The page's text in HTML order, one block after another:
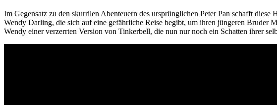
Im Gegensatz zu den skurrilen Abenteuern des ursprünglichen Peter Pan schafft
Wendy Darling, die sich auf eine gefährliche Reise begibt, um ihren jüngeren Bruder
Wendy einer verzerrten Version von Tinkerbell, die nun nur noch ein Schatten ihrer